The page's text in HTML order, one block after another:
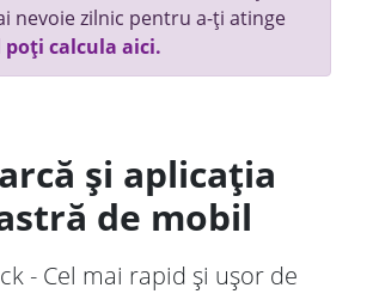
nevoie zilnic pentru a-ți atinge
poți calcula aici.
și aplicația
de mobil
- Cel mai rapid și ușor de